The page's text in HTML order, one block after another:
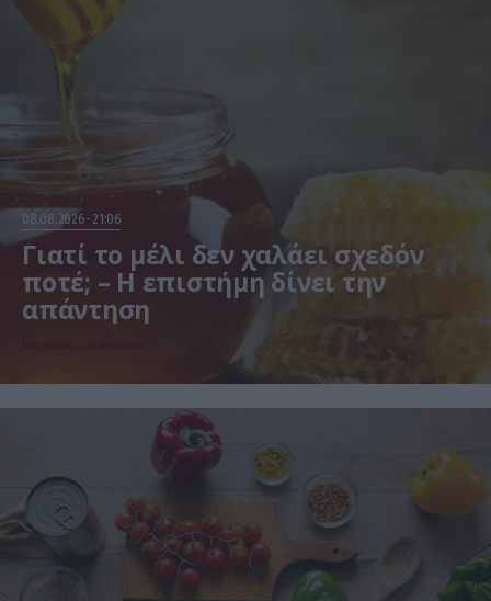
08.08.2026 21:06
Γιατί το μέλι δεν χαλάει σχεδόν
ποτέ; – Η επιστήμη δίνει την
απάντηση
Πώς πρέπει να αποθηκεύεται